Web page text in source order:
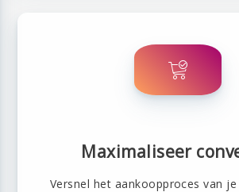
Maximaliseer
Versnel het aankoopproces van